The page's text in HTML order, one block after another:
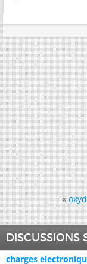
«
DISCUSSIONS
charges